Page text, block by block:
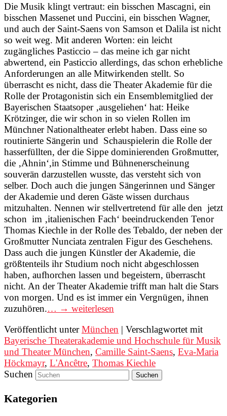
Die Musik klingt vertraut: ein bisschen Mascagni, ein
bisschen Massenet und Puccini, ein bisschen Wagner,
und auch der Saint-Saens von Samson et Dalila ist nicht
so weit weg. Mit anderen Worten: ein leicht
zugängliches Pasticcio – das meine ich gar nicht
abwertend, ein Pasticcio allerdings, das schon erhebliche
Anforderungen an alle Mitwirkenden stellt. So
überrascht es nicht, dass die Theater Akademie für die
Rolle der Protagonistin sich ein Ensemblemitglied der
Bayerischen Staatsoper ‚ausgeliehen‘ hat: Heike
Krötzinger, die wir schon in so vielen Rollen im
Münchner Nationaltheater erlebt haben. Dass eine so
routinierte Sängerin und Schauspielerin die Rolle der
hasserfüllten, der die Sippe dominierenden Großmutter,
die ‚Ahnin‘,in Stimme und Bühnenerscheinung
souverän darzustellen wusste, das versteht sich von
selber. Doch auch die jungen Sängerinnen und Sänger
der Akademie und deren Gäste wissen durchaus
mitzuhalten. Nennen wir stellvertretend für alle den jetzt
schon im ‚italienischen Fach‘ beeindruckenden Tenor
Thomas Kiechle in der Rolle des Tebaldo, der neben der
Großmutter Nunciata zentralen Figur des Geschehens.
Dass auch die jungen Künstler der Akademie, die
größtenteils ihr Studium noch nicht abgeschlossen
haben, aufhorchen lassen und begeistern, überrascht
nicht. An der Theater Akademie trifft man halt die Stars
von morgen. Und es ist immer ein Vergnügen, ihnen
zuzuhören.… → weiterlesen
Veröffentlicht unter München | Verschlagwortet mit
Bayerische Theaterakademie und Hochschule für Musik
und Theater München, Camille Saint-Saens, Eva-Maria
Höckmayr, L'Ancêtre, Thomas Kiechle
Suchen
Kategorien